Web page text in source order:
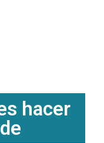
hacer